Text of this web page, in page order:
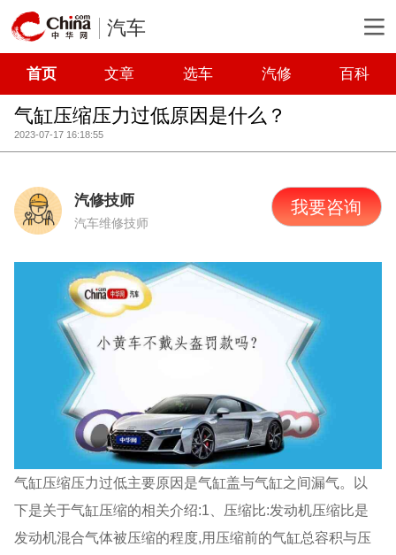
汽车
首页 文章 选车 汽修 百科
气缸压缩压力过低原因是什么？
2023-07-17 16:18:55
汽修技师
汽车维修技师
我要咨询
气缸压缩压力过低主要原因是气缸盖与气缸之间漏气。以
下是关于气缸压缩的相关介绍:1、压缩比:发动机压缩比是
发动机混合气体被压缩的程度,用压缩前的气缸总容积与压